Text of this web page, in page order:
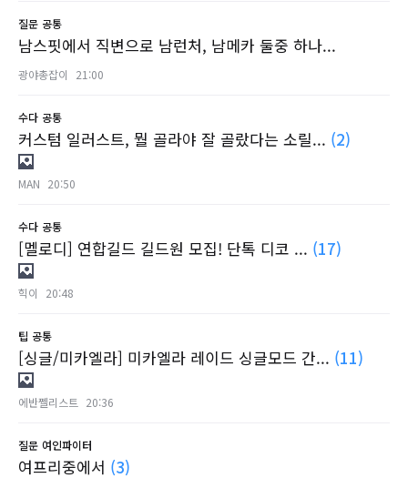
질문 공통
남스핏에서 직변으로 남런처, 남메카 둘중 하나...
광야총잡이 21:00
수다 공통
커스텀 일러스트, 뭘 골라야 잘 골랐다는 소릴... (2)
MAN 20:50
수다 공통
[멜로디] 연합길드 길드원 모집! 단톡 디코 ... (17)
힉이 20:48
팁 공통
[싱글/미카엘라] 미카엘라 레이드 싱글모드 간... (11)
에반쩰리스트 20:36
질문 여인파이터
여프리중에서 (3)